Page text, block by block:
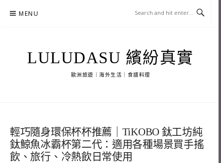
MENU
LULUDASU 繽紛真實
歐洲旅遊｜海外生活｜食譜料理
輕巧隨身環保杯杯推薦｜TiKOBO 鈦工坊純
鈦鯨魚冰霸杯第二代：適用各種場景買手搖
飲、旅行、冷熱飲日常使用